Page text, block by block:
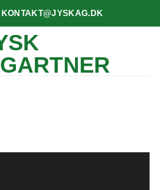
KONTAKT@JYSKAG.DK